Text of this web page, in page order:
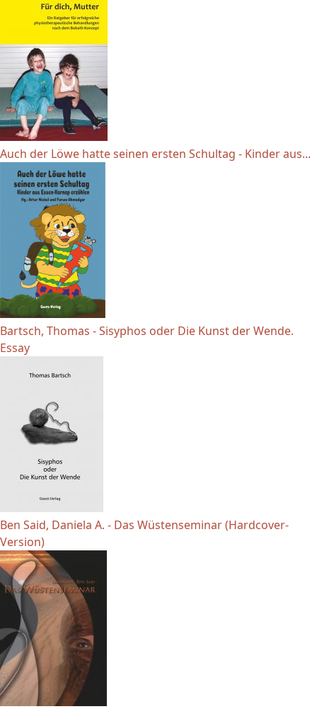
Auch der Löwe hatte seinen ersten Schultag - Kinder aus...
Bartsch, Thomas - Sisyphos oder Die Kunst der Wende.
Essay
Ben Said, Daniela A. - Das Wüstenseminar (Hardcover-
Version)